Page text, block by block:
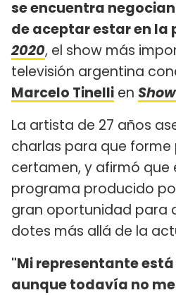
se encuentra
de aceptar estar en la
2020, el show más
televisión argentina
Marcelo Tinelli en
La artista de 27 años
charlas para que forme
certamen, y afirmó que
programa producido
gran oportunidad para
dotes más allá de la
"Mi representante
aunque todavía no